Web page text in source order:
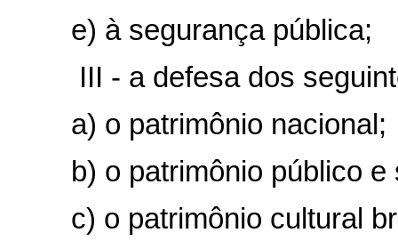
e) à segurança pública;
III - a defesa dos
a) o patrimônio nacional;
b) o patrimônio público e
c) o patrimônio cultural